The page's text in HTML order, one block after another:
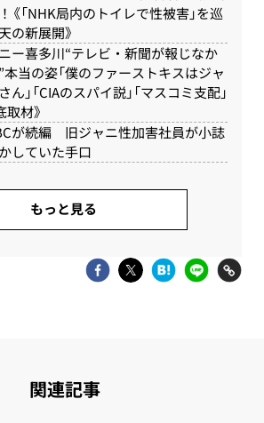
《「NHK局内のトイレで性被害」を巡
の新展開》
ー喜多川“テレビ・新聞が報じなか
本当の姿「僕のファーストキスはジャ
ん」「CIAのスパイ説」「マスコミ支配」
取材》
が続編 旧ジャニ性加害社員が小誌
していた手口
もっと見る
関連記事